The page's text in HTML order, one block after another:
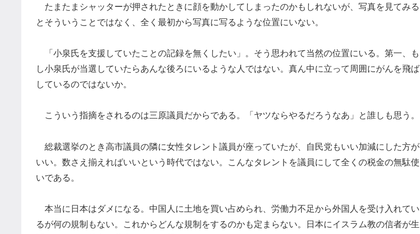
たまたまシャッターが押されたときに顔を動かしてしまったのかもしれないが、写真を見てみる
とそういうことではなく、全く最初から写真に写るような位置にいない。
「小泉氏を支援していたことの記録を無くしたい」。そう思われて当然の位置にいる。第一、も
し小泉氏が当選していたらあんな後ろにいるような人ではない。真ん中に立って周囲にがんを飛ば
しているのではないか。
こういう指摘をされるのは三原議員だからである。「ヤツならやるだろうなあ」と誰しも思う。
総裁選挙のとき高市議員の隣に女性タレント議員が座っていたが、自民党もいい加減にした方が
いい。数さえ揃えればいいという時代ではない。こんなタレントを議員にして全くの税金の無駄使
いである。
本当に日本はダメになる。中国人に土地を買い占められ、労働力不足から外国人を受け入れてい
るが何の規制もない。これからどんな規制をするのかも定まらない。日本にイスラム教の信者が生